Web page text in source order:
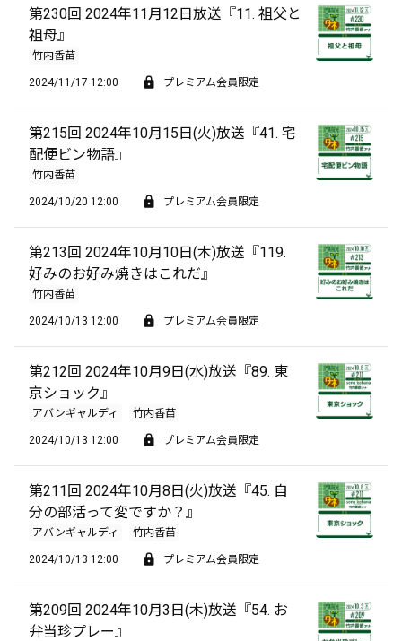
第230回 2024年11月12日放送『11. 祖父と
祖母』
竹内香苗
2024/11/17 12:00 プレミアム会員限定
第215回 2024年10月15日(火)放送『41. 宅
配便ビン物語』
竹内香苗
2024/10/20 12:00 プレミアム会員限定
第213回 2024年10月10日(木)放送『119.
好みのお好み焼きはこれだ』
竹内香苗
2024/10/13 12:00 プレミアム会員限定
第212回 2024年10月9日(水)放送『89. 東
京ショック』
アバンギャルディ 竹内香苗
2024/10/13 12:00 プレミアム会員限定
第211回 2024年10月8日(火)放送『45. 自
分の部活って変ですか？』
アバンギャルディ 竹内香苗
2024/10/13 12:00 プレミアム会員限定
第209回 2024年10月3日(木)放送『54. お
弁当珍プレー』